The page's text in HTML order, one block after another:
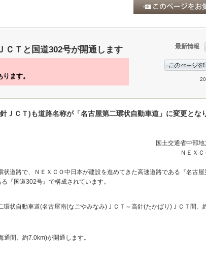
ＣＴと国道302号が開通します
ます。
最新情報
ＪＣＴ)も道路名称が「名古屋第二環状自動車道」に変更とな
国土交通省中部地
ＮＥＸ
道路で、ＮＥＸＣＯ中日本が建設を進めてきた高速道路である『名古屋
『国道302号』で構成されています。
状自動車道(名古屋南(なごやみなみ)ＪＣＴ～高針(たかばり)ＪＣＴ間、
間、約7.0km)が開通します。